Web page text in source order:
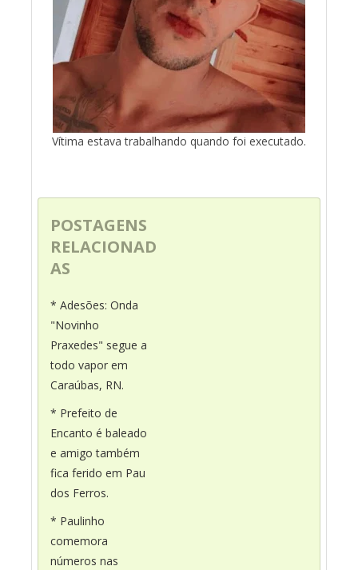
Vítima estava trabalhando quando foi executado.
POSTAGENS
RELACIONAD
AS
* Adesões: Onda
"Novinho
Praxedes" segue a
todo vapor em
Caraúbas, RN.
* Prefeito de
Encanto é baleado
e amigo também
fica ferido em Pau
dos Ferros.
* Paulinho
comemora
números nas